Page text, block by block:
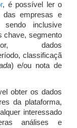
, é possível ler o
das empresas e
sendo inclusive
chave, segmento
dados
classificaçã
) e/ou nota de
obter os dados
da plataforma,
interessado
análises e